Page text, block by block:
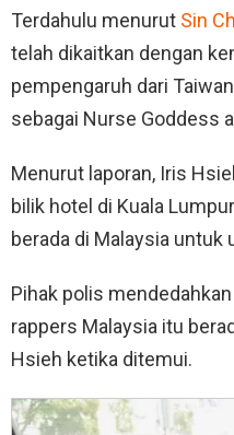
Terdahulu menurut Sin
telah dikaitkan dengan
pempengaruh dari
sebagai Nurse Goddess
Menurut laporan, Iris
bilik hotel di Kuala
berada di Malaysia untuk
Pihak polis
rappers Malaysia itu
Hsieh ketika ditemui.